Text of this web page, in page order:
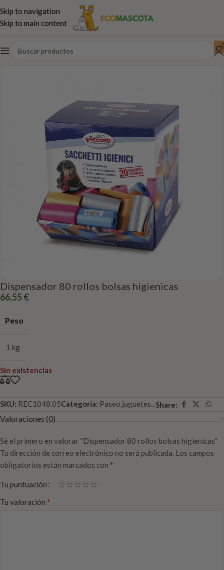
Skip to navigation
Skip to main content
Inicio Perros Paseo,juguetes...
Dispensador 80 rollos bolsas higienicas
66,55 €
Peso
1 kg
Sin existencias
SKU: REC1048.05Categoría: Paseo,juguetes...Share:
Valoraciones (0)
Sé el primero en valorar “Dispensador 80 rollos bolsas higienicas”
Tu dirección de correo electrónico no será publicada. Los campos
obligatorios están marcados con *
Tu puntuación
Tu valoración *